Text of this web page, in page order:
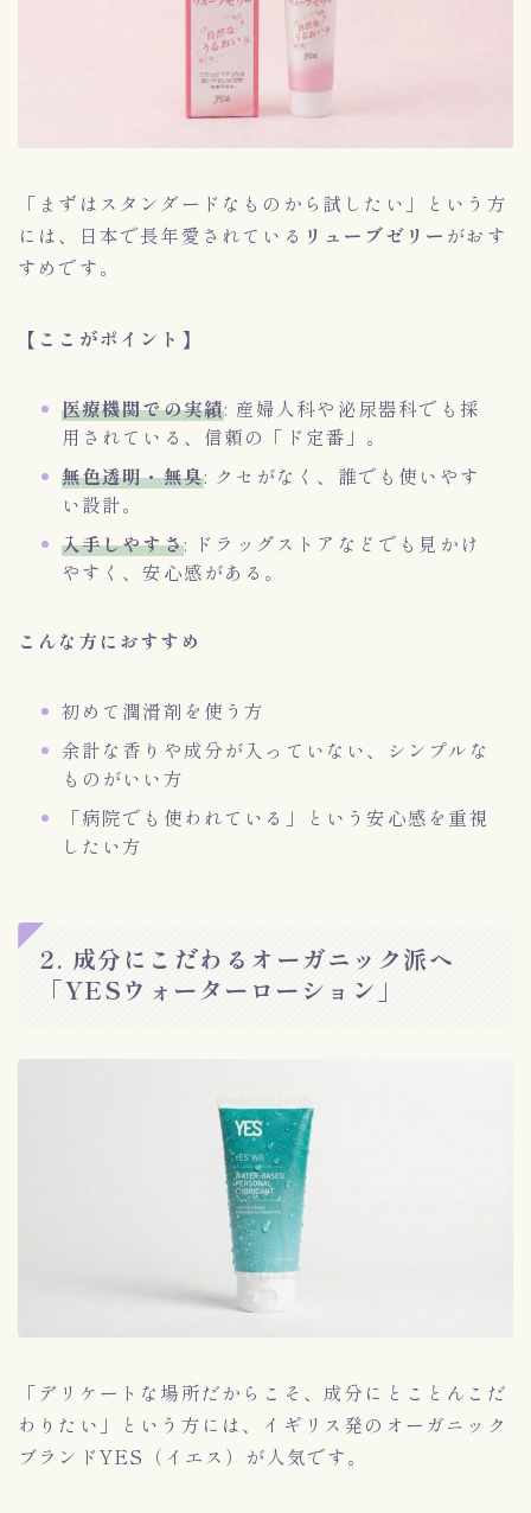
「まずはスタンダードなものから試したい」という方
には、日本で長年愛されている リューブゼリー がおす
すめです。
【ここがポイント】
医療機関での実績: 産婦人科や泌尿器科でも採
用されている、信頼の「ド定番」。
無色透明・無臭: クセがなく、誰でも使いやす
い設計。
入手しやすさ: ドラッグストアなどでも見かけ
やすく、安心感がある。
こんな方におすすめ
初めて潤滑剤を使う方
余計な香りや成分が入っていない、シンプルな
ものがいい方
「病院でも使われている」という安心感を重視
したい方
2. 成分にこだわるオーガニック派へ
「YESウォーターローション」
「デリケートな場所だからこそ、成分にとことんこだ
わりたい」という方には、イギリス発のオーガニック
ブランドYES（イエス）が人気です。